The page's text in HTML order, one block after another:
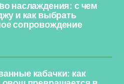
наслаждения: с чем
и как выбрать
сопровождение
кабачки: как